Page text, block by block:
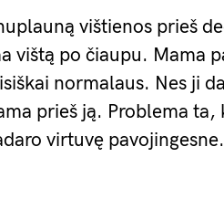
vištienos prieš
vištą po čiaupu. Mama
normalaus. Nes ji
prieš ją. Problema ta,
virtuvę pavojingesne.